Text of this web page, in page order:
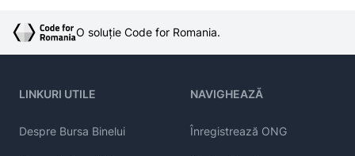
O soluție Code for Romania.
LINKURI UTILE
Despre Bursa Binelui
NAVIGHEAZĂ
Înregistrează ONG